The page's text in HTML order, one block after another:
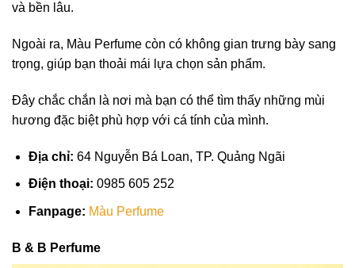
và bền lâu.
Ngoài ra, Màu Perfume còn có không gian trưng bày sang
trọng, giúp bạn thoải mái lựa chọn sản phẩm.
Đây chắc chắn là nơi mà bạn có thể tìm thấy những mùi
hương đặc biệt phù hợp với cá tính của mình.
Địa chỉ: 64 Nguyễn Bá Loan, TP. Quảng Ngãi
Điện thoại: 0985 605 252
Fanpage: Màu Perfume
B & B Perfume